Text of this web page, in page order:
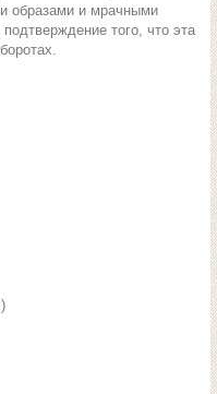
образами и мрачными
того, что эта